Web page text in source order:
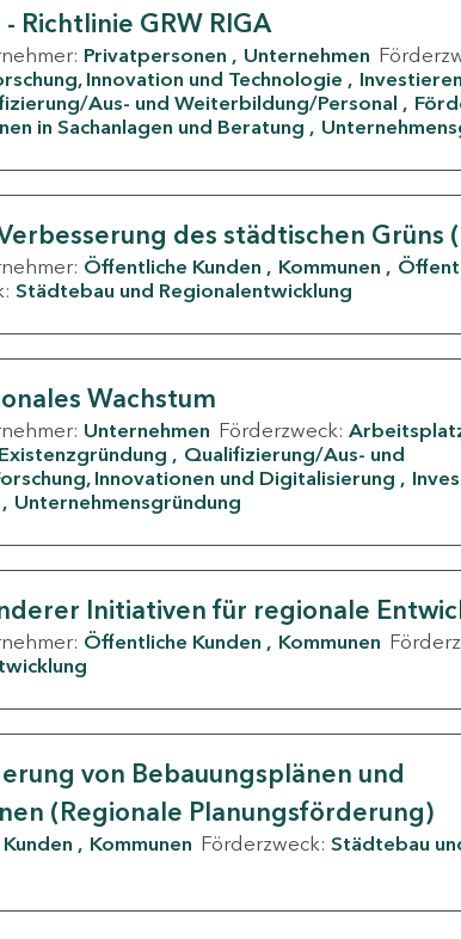
GRW RIGA
Privatpersonen Unternehmen
Innovation und Technologie
Aus- und Weiterbildung/Personal
in Sachanlagen und Beratung
des städtischen Grüns
Öffentliche Kunden Kommunen
Städtebau und Regionalentwicklung
Wachstum
Unternehmen Förderzweck:
Existenzgründung
Qualifizierung/Aus- und
Innovationen und Digitalisierung
Unternehmensgründung
Initiativen für regionale
Öffentliche Kunden Kommunen
von Bebauungsplänen und
(Regionale Planungsförderung)
Kommunen Förderzweck: Städtebau